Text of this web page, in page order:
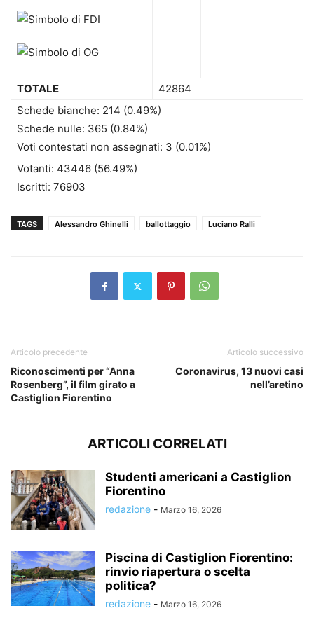
TOTALE
42864
Schede bianche: 214 (0.49%)
Schede nulle: 365 (0.84%)
Voti contestati non assegnati: 3 (0.01%)
Votanti: 43446 (56.49%)
Iscritti: 76903
TAGS Alessandro Ghinelli ballottaggio Luciano Ralli
Articolo precedente
Riconoscimenti per “Anna
Rosenberg”, il film girato a
Castiglion Fiorentino
Articolo successivo
Coronavirus, 13 nuovi casi
nell’aretino
ARTICOLI CORRELATI
Studenti americani a Castiglion
Fiorentino
redazione - Marzo 16, 2026
Piscina di Castiglion Fiorentino:
rinvio riapertura o scelta
politica?
redazione - Marzo 16, 2026